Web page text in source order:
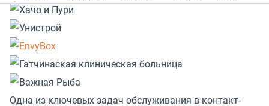
Одна из ключевых задач обслуживания в контакт-